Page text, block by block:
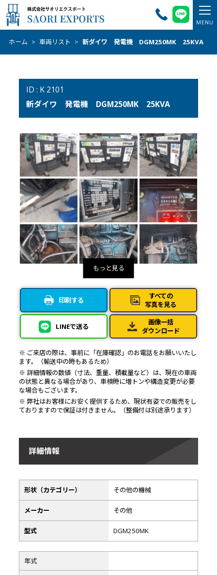
ホーム > 車両リスト > 新ダイワ 発電機 DGM250MK 25KVA
ID : K 2101
新ダイワ 発電機 DGM250MK 25KVA
印刷する
LINEで送る
すべての
写真を見る
画像一括
ダウンロード
※ ご来店の際は、事前に「在庫確認」のお電話をお願いいたし
ます。（輸送中の時もあるため）
※ 詳細情報の数値（寸法、重量、積載量など）は、現在の車両
の状態と異なる場合があり、車検時に増トンや構造変更が必要
な場合もございます。
※ 弊社はお客様にお安く提供するため、現状有姿での販売をし
ておりますので保証は付きません。（整備付は別途承ります）
詳細情報
形状（カテゴリー） その他の機械
メーカー その他
型式 DGM250MK
年式